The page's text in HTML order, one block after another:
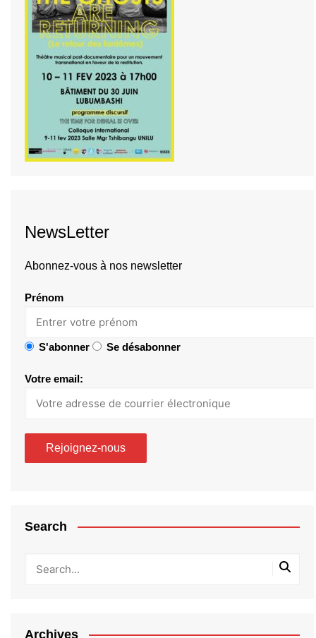
NewsLetter
Abonnez-vous à nos newsletter
Prénom
S'abonner Se désabonner
Votre email:
Search
Archives